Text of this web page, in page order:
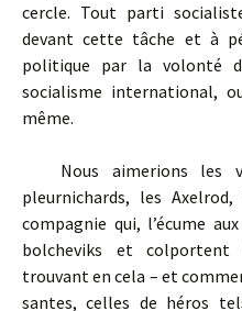
cercle. Tout parti
devant cette tâche et à
politique par la volonté
socialisme international,
même.
Nous aimerions les
pleurnichards, les
compagnie qui, l’écume
bolcheviks et colportent
trouvant en cela – et
santes, celles de héros